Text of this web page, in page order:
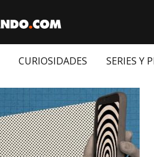
CURIOSIDADES SERIES Y